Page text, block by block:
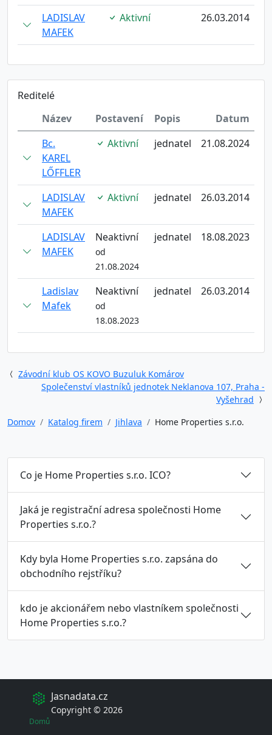
LADISLAV
MAFEK
Aktivní 26.03.2014
Reditelé
Název
Postavení Popis
Datum
Bc.
KAREL
LŐFFLER
Aktivní jednatel 21.08.2024
LADISLAV
MAFEK
Aktivní jednatel 26.03.2014
LADISLAV
MAFEK
Neaktivní
od
21.08.2024
jednatel 18.08.2023
Ladislav
Mafek
Neaktivní
od
18.08.2023
jednatel 26.03.2014
Závodní klub OS KOVO Buzuluk Komárov
Společenství vlastníků jednotek Neklanova 107, Praha -
Vyšehrad
Domov
Katalog firem Jihlava Home Properties s.r.o.
Co je Home Properties s.r.o. ICO?
Jaká je registrační adresa společnosti Home
Properties s.r.o.?
Kdy byla Home Properties s.r.o. zapsána do
obchodního rejstříku?
kdo je akcionářem nebo vlastníkem společnosti
Home Properties s.r.o.?
Jasnadata.cz
Copyright © 2026
Domů